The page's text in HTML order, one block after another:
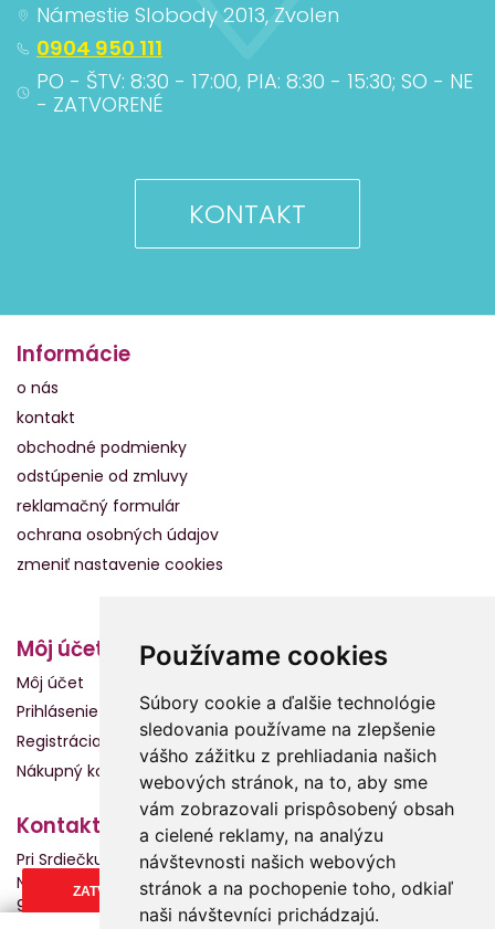
Používame cookies
Súbory cookie a ďalšie technológie
sledovania používame na zlepšenie
vášho zážitku z prehliadania našich
webových stránok, na to, aby sme
vám zobrazovali prispôsobený obsah
a cielené reklamy, na analýzu
návštevnosti našich webových
stránok a na pochopenie toho, odkiaľ
naši návštevníci prichádzajú.
ZATVORIŤ
Námestie Slobody 2013, Zvolen
0904 950 111
PO - ŠTV: 8:30 - 17:00, PIA: 8:30 - 15:30; SO - NE
- ZATVORENÉ
KONTAKT
Informácie
o nás
kontakt
obchodné podmienky
odstúpenie od zmluvy
reklamačný formulár
ochrana osobných údajov
zmeniť nastavenie cookies
Môj účet
Môj účet
Prihlásenie
Registrácia
Nákupný košík
Kontakt
Pri Srdiečku s.r.o.
Námestie Slobody 2013
960 01 Zvolen